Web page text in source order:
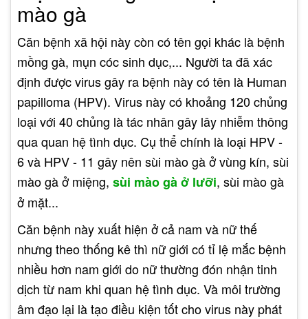
mào gà
Căn bệnh xã hội này còn có tên gọi khác là bệnh
mồng gà, mụn cóc sinh dục,... Người ta đã xác
định được virus gây ra bệnh này có tên là Human
papilloma (HPV). Virus này có khoảng 120 chủng
loại với 40 chủng là tác nhân gây lây nhiễm thông
qua quan hệ tình dục. Cụ thể chính là loại HPV -
6 và HPV - 11 gây nên sùi mào gà ở vùng kín, sùi
mào gà ở miệng, sùi mào gà ở lưỡi, sùi mào gà
ở mặt...
Căn bệnh này xuất hiện ở cả nam và nữ thế
nhưng theo thống kê thì nữ giới có tỉ lệ mắc bệnh
nhiều hơn nam giới do nữ thường đón nhận tinh
dịch từ nam khi quan hệ tình dục. Và môi trường
âm đạo lại là tạo điều kiện tốt cho virus này phát